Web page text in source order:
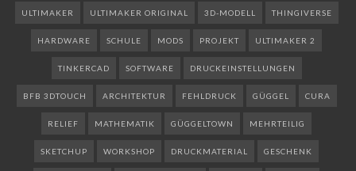
ULTIMAKER ULTIMAKER ORIGINAL 3D-MODELL THINGIVERSE
HARDWARE SCHULE MODS PROJEKT ULTIMAKER 2
TINKERCAD SOFTWARE DRUCKEINSTELLUNGEN
BFB 3DTOUCH ARCHITEKTUR FEHLDRUCK GÜGGEL CURA
RELIEF MATHEMATIK GÜGGELTOWN MEHRTEILIG
SKETCHUP WORKSHOP DRUCKMATERIAL GESCHENK